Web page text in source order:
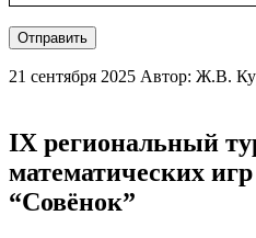
Отправить
21 сентября 2025 Автор: Ж.В.
IX региональный
математических
“Совёнок”